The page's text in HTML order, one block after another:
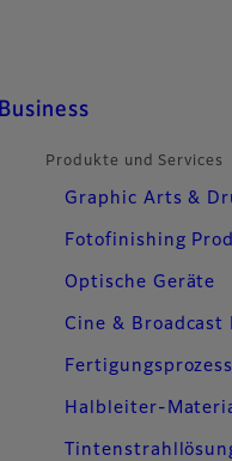
Business
Produkte und Services
Graphic Arts &
Fotofinishing
Optische Geräte
Cine & Broadcast
Fertigungsprozess
Halbleiter-